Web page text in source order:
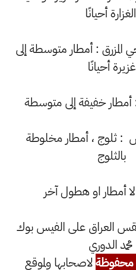
الغزارة أحيانًا
المزرق : أمطار متوسطة إلى
غزيرة أحيانًا
أمطار خفيفة إلى متوسطة
: ثلوج ، أمطار مخلوطة
بالثلوج
أمطار او هطول آخر
العراق على الفيس بوك
محمد الدوري
محفوظةلاصحابها ولموقع